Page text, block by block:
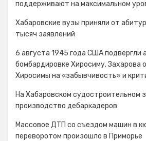
поддерживают на максимальном
Хабаровские вузы приняли от
тысяч заявлений
6 августа 1945 года США подвергли
бомбардировке Хиросиму. Захарова
Хиросимы на «забывчивость» и
На Хабаровском судостроительном
производство дебаркадеров
Массовое ДТП со съездом машин в
переворотом произошло в Приморье